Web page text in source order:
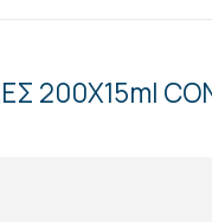
200Χ15ml